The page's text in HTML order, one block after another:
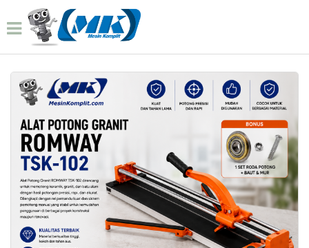
Home Produk Alat Potong Granit Romway Tsk 102